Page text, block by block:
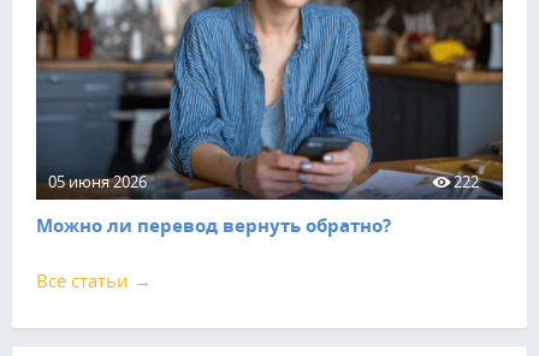
05 июня 2026 222
Можно ли перевод вернуть обратно?
Все статьи →